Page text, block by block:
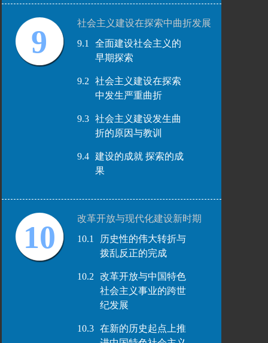
9
社会主义建设在探索中曲折发展
9.1
全面建设社会主义的
早期探索
9.2
社会主义建设在探索
中发生严重曲折
9.3
社会主义建设发生曲
折的原因与教训
9.4
建设的成就 探索的成
果
10
改革开放与现代化建设新时期
10.1
历史性的伟大转折与
拨乱反正的完成
10.2
改革开放与中国特色
社会主义事业的跨世
纪发展
10.3
在新的历史起点上推